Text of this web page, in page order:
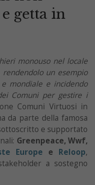
getta in
monouso nel locale
un esempio
mondiale e incidendo
Comuni per gestire i
Comuni Virtuosi in
da parte della famosa
e supportato
Greenpeace, Wwf,
Europe e Reloop,
a sostegno